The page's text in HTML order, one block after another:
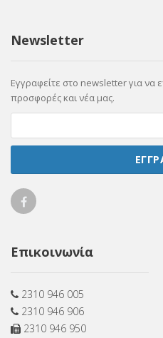
Newsletter
Εγγραφείτε στο newsletter για να
προσφορές και νέα μας.
Ellicom
Facebook
Επικοινωνία
2310 946 005
2310 946 906
2310 946 950